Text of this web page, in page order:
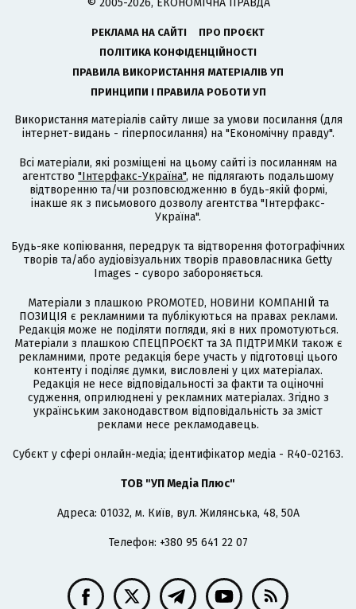
© 2005-2026, ЕКОНОМІЧНА ПРАВДА
РЕКЛАМА НА САЙТІ
ПРО ПРОЄКТ
ПОЛІТИКА КОНФІДЕНЦІЙНОСТІ
ПРАВИЛА ВИКОРИСТАННЯ МАТЕРІАЛІВ УП
ПРИНЦИПИ І ПРАВИЛА РОБОТИ УП
Використання матеріалів сайту лише за умови посилання (для
інтернет-видань - гіперпосилання) на "Економічну правду".
Всі матеріали, які розміщені на цьому сайті із посиланням на
агентство "Інтерфакс-Україна", не підлягають подальшому
відтворенню та/чи розповсюдженню в будь-якій формі,
інакше як з письмового дозволу агентства "Інтерфакс-
Україна".
Будь-яке копіювання, передрук та відтворення фотографічних
творів та/або аудіовізуальних творів правовласника Getty
Images - суворо забороняється.
Матеріали з плашкою PROMOTED, НОВИНИ КОМПАНІЙ та
ПОЗИЦІЯ є рекламними та публікуються на правах реклами.
Редакція може не поділяти погляди, які в них промотуються.
Матеріали з плашкою СПЕЦПРОЄКТ та ЗА ПІДТРИМКИ також є
рекламними, проте редакція бере участь у підготовці цього
контенту і поділяє думки, висловлені у цих матеріалах.
Редакція не несе відповідальності за факти та оціночні
судження, оприлюднені у рекламних матеріалах. Згідно з
українським законодавством відповідальність за зміст
реклами несе рекламодавець.
Cубєкт у сфері онлайн-медіа; ідентифікатор медіа - R40-02163.
ТОВ "УП Медіа Плюс"
Адреса: 01032, м. Київ, вул. Жилянська, 48, 50А
Телефон: +380 95 641 22 07